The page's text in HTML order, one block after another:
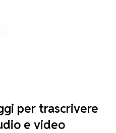
per trascrivere
e video